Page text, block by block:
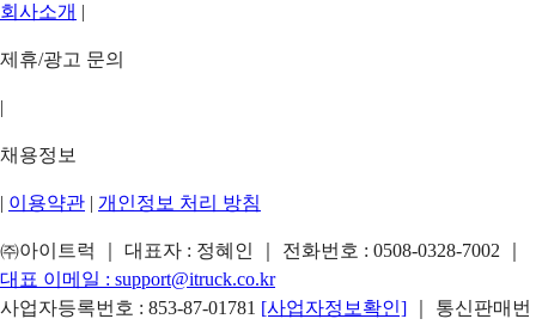
회사소개 |
제휴/광고 문의
|
채용정보
| 이용약관 | 개인정보 처리 방침
㈜아이트럭 ｜ 대표자 : 정혜인 ｜ 전화번호 : 0508-0328-7002
대표 이메일 : support@itruck.co.kr
사업자등록번호 : 853-87-01781 [사업자정보확인]
｜ 통신판매번